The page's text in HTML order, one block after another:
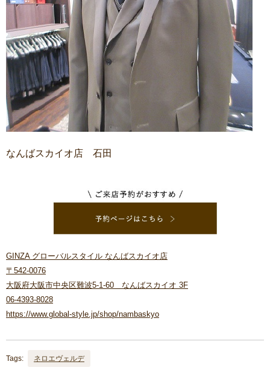
なんばスカイオ店 石田
GINZA グローバルスタイル なんばスカイオ店
〒542-0076
大阪府大阪市中央区難波5-1-60 なんばスカイオ 3F
06-4393-8028
https://www.global-style.jp/shop/nambaskyo
Tags: ネロエヴェルデ